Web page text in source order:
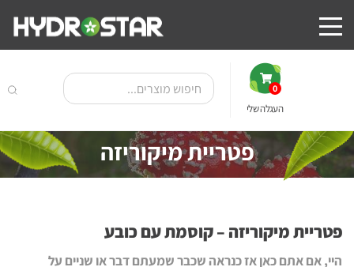
0
העגלה שלי
פטריית מיקוריזה
פטריית מיקוריזה – קוסמת עם כובע
היי, אם אתם כאן אז כנראה שכבר שמעתם דבר או שניים על